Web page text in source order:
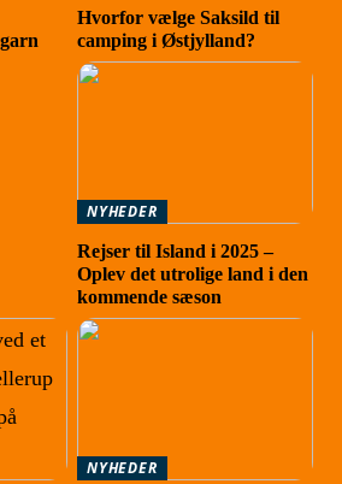
Hvorfor vælge Saksild til
camping i Østjylland?
NYHEDER
Rejser til Island i 2025 –
Oplev det utrolige land i den
kommende sæson
NYHEDER